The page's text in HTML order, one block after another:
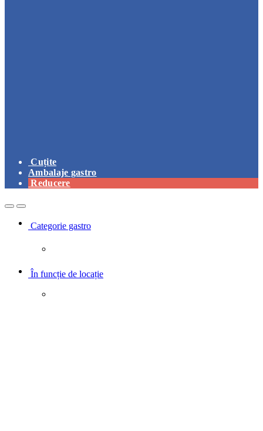
Cuțite
Ambalaje gastro
Reducere
OpenClose
Categorie gastro
În funcție de locație